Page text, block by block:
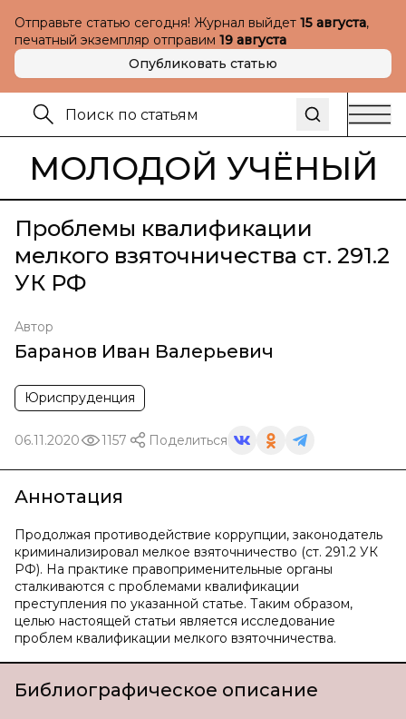
Отправьте статью сегодня! Журнал выйдет 15 августа,
печатный экземпляр отправим 19 августа
Опубликовать статью
МОЛОДОЙ УЧЁНЫЙ
Проблемы квалификации
мелкого взяточничества ст. 291.2
УК РФ
Автор
Баранов Иван Валерьевич
Юриспруденция
06.11.2020 1157 Поделиться
Аннотация
Продолжая противодействие коррупции, законодатель
криминализировал мелкое взяточничество (ст. 291.2 УК
РФ). На практике правоприменительные органы
сталкиваются с проблемами квалификации
преступления по указанной статье. Таким образом,
целью настоящей статьи является исследование
проблем квалификации мелкого взяточничества.
Библиографическое описание